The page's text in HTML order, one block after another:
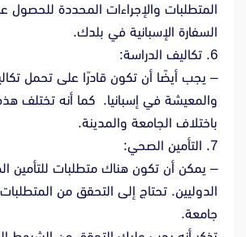
المتطلبات والإجراءات المحددة للحصول
السفارة الإسبانية في بلدك.
6. تكاليف الدراسة:
– يجب أيضًا أن تكون قادرًا على تحمل
والمعيشة في إسبانيا. كما أنه تختلف
باختلاف الجامعة والمدينة.
7. التأمين الصحي:
– يمكن أن تكون هناك متطلبات للتأمين
الدوليين. تحتاج إلى التحقق من
جامعة.